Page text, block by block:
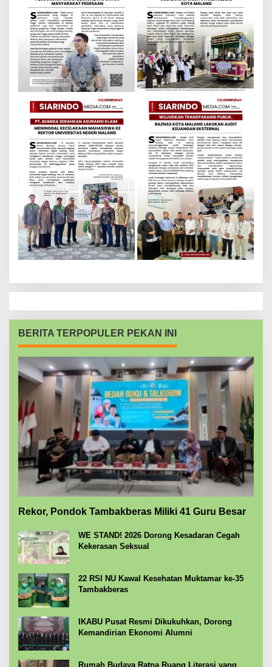
BERITA TERPOPULER PEKAN INI
Rekor, Pondok Tambakberas Miliki 41 Guru Besar
WE STAND! 2026 Dorong Kesadaran Cegah
Kekerasan Seksual
22 RSI NU Kawal Kesehatan Muktamar ke-35
Tambakberas
IKABU Pusat Resmi Dikukuhkan, Dorong
Kemandirian Ekonomi Alumni
Rumah Budaya Ratna Ruang Literasi yang